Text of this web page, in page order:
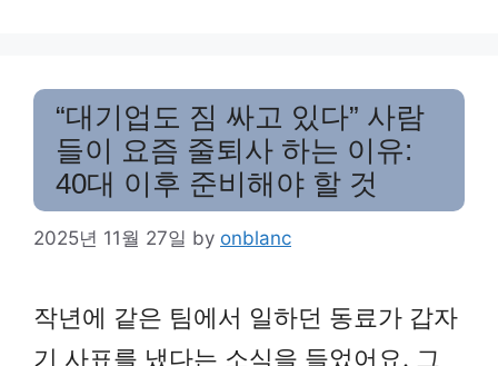
“대기업도 짐 싸고 있다” 사람
들이 요즘 줄퇴사 하는 이유:
40대 이후 준비해야 할 것
2025년 11월 27일 by onblanc
작년에 같은 팀에서 일하던 동료가 갑자
기 사표를 냈다는 소식을 들었어요. 그